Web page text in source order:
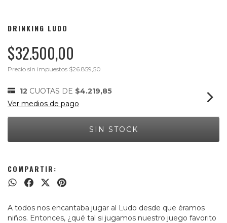
DRINKING LUDO
$32.500,00
Precio sin impuestos $26.859,50
12 CUOTAS DE $4.219,85
Ver medios de pago
COMPARTIR:
A todos nos encantaba jugar al Ludo desde que éramos
niños. Entonces, ¿qué tal si jugamos nuestro juego favorito